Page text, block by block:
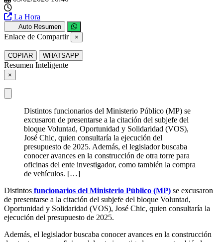
La Hora
Auto Resumen
Enlace de Compartir ×
COPIAR WHATSAPP
Resumen Inteligente
×
Distintos funcionarios del Ministerio Público (MP) se
excusaron de presentarse a la citación del subjefe del
bloque Voluntad, Oportunidad y Solidaridad (VOS),
José Chic, quien consultaría la ejecución del
presupuesto de 2025. Además, el legislador buscaba
conocer avances en la construcción de otra torre para
oficinas del ente investigador, como también la compra
de vehículos. […]
Distintos funcionarios del Ministerio Público (MP) se excusaron
de presentarse a la citación del subjefe del bloque Voluntad,
Oportunidad y Solidaridad (VOS), José Chic, quien consultaría la
ejecución del presupuesto de 2025.
Además, el legislador buscaba conocer avances en la construcción